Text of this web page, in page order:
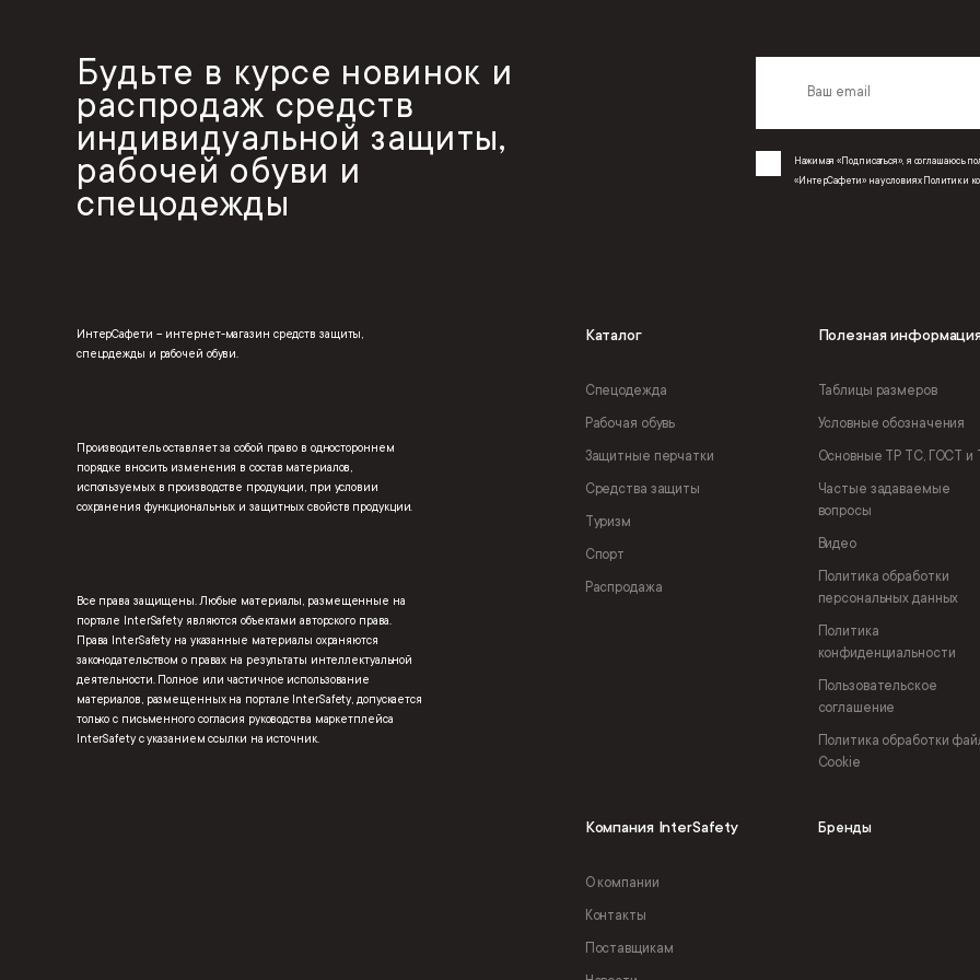
Будьте в курсе новинок и
распродаж средств
индивидуальной защиты,
рабочей обуви и
спецодежды
Нажимая «Подписаться», я соглашаюсь
«ИнтерСафети» на условиях Политики
ИнтерСафети – интернет-магазин средств защиты,
спецодежды и рабочей обуви.
Производитель оставляет за собой право в одностороннем
порядке вносить изменения в состав материалов,
используемых в производстве продукции, при условии
сохранения функциональных и защитных свойств продукции.
Все права защищены. Любые материалы, размещенные на
портале InterSafety являются объектами авторского права.
Права InterSafety на указанные материалы охраняются
законодательством о правах на результаты интеллектуальной
деятельности. Полное или частичное использование
материалов, размещенных на портале InterSafety, допускается
только с письменного согласия руководства маркетплейса
InterSafety с указанием ссылки на источник.
Каталог
Спецодежда
Рабочая обувь
Защитные перчатки
Средства защиты
Туризм
Спорт
Распродажа
Полезная
Таблицы размеров
Условные обозначения
Основные ТР ТС, ГОСТ и
Частые задаваемые
вопросы
Видео
Политика обработки
персональных данных
Политика
конфиденциальности
Пользовательское
соглашение
Политика обработки
Cookie
Компания InterSafety
О компании
Контакты
Поставщикам
Бренды